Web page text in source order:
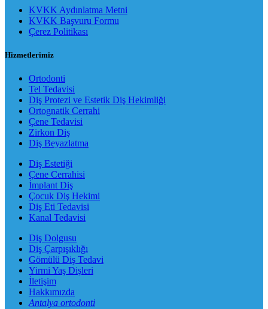
KVKK Aydınlatma Metni
KVKK Başvuru Formu
Çerez Politikası
Hizmetlerimiz
Ortodonti
Tel Tedavisi
Diş Protezi ve Estetik Diş Hekimliği
Ortognatik Cerrahi
Çene Tedavisi
Zirkon Diş
Diş Beyazlatma
Diş Estetiği
Çene Cerrahisi
İmplant Diş
Çocuk Diş Hekimi
Diş Eti Tedavisi
Kanal Tedavisi
Diş Dolgusu
Diş Çarpışıklığı
Gömülü Diş Tedavi
Yirmi Yaş Dişleri
İletişim
Hakkımızda
Antalya ortodonti